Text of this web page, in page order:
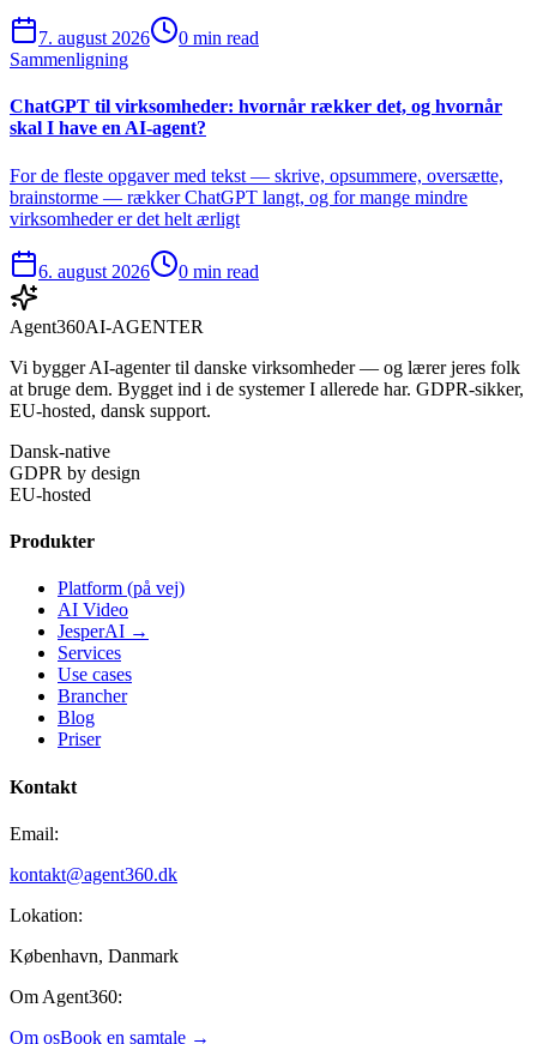
7. august 2026
0 min read
Sammenligning
ChatGPT til virksomheder: hvornår rækker det, og hvornår
skal I have en AI-agent?
For de fleste opgaver med tekst — skrive, opsummere, oversætte,
brainstorme — rækker ChatGPT langt, og for mange mindre
virksomheder er det helt ærligt
6. august 2026 0 min read
Agent360AI-AGENTER
Vi bygger AI-agenter til danske virksomheder — og lærer jeres folk
at bruge dem. Bygget ind i de systemer I allerede har. GDPR-sikker,
EU-hosted, dansk support.
Dansk-native
GDPR by design
EU-hosted
Produkter
Platform (på vej)
AI Video
JesperAI →
Services
Use cases
Brancher
Blog
Priser
Kontakt
Email:
kontakt@agent360.dk
Lokation:
København, Danmark
Om Agent360:
Om osBook en samtale →